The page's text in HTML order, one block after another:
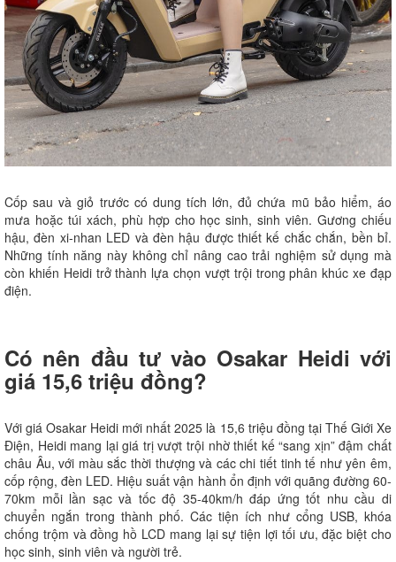
Cốp sau và giỏ trước có dung tích lớn, đủ chứa mũ bảo hiểm, áo
mưa hoặc túi xách, phù hợp cho học sinh, sinh viên. Gương chiếu
hậu, đèn xi-nhan LED và đèn hậu được thiết kế chắc chắn, bền bỉ.
Những tính năng này không chỉ nâng cao trải nghiệm sử dụng mà
còn khiến Heidi trở thành lựa chọn vượt trội trong phân khúc xe đạp
điện.
Có nên đầu tư vào Osakar Heidi với
giá 15,6 triệu đồng?
Với giá Osakar Heidi mới nhất 2025 là 15,6 triệu đồng tại Thế Giới Xe
Điện, Heidi mang lại giá trị vượt trội nhờ thiết kế “sang xịn” đậm chất
châu Âu, với màu sắc thời thượng và các chi tiết tinh tế như yên êm,
cốp rộng, đèn LED. Hiệu suất vận hành ổn định với quãng đường 60-
70km mỗi lần sạc và tốc độ 35-40km/h đáp ứng tốt nhu cầu di
chuyển ngắn trong thành phố. Các tiện ích như cổng USB, khóa
chống trộm và đồng hồ LCD mang lại sự tiện lợi tối ưu, đặc biệt cho
học sinh, sinh viên và người trẻ.